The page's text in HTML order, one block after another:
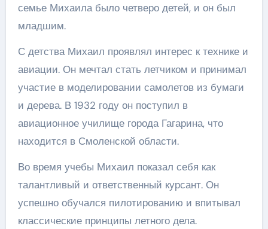
семье Михаила было четверо детей, и он был
младшим.
С детства Михаил проявлял интерес к технике и
авиации. Он мечтал стать летчиком и принимал
участие в моделировании самолетов из бумаги
и дерева. В 1932 году он поступил в
авиационное училище города Гагарина, что
находится в Смоленской области.
Во время учебы Михаил показал себя как
талантливый и ответственный курсант. Он
успешно обучался пилотированию и впитывал
классические принципы летного дела.